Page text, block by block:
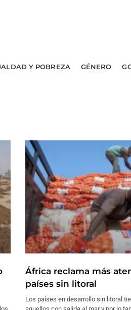
Y POBREZA GÉNERO
África reclama más
países sin litoral
Los países en desarrollo sin litoral